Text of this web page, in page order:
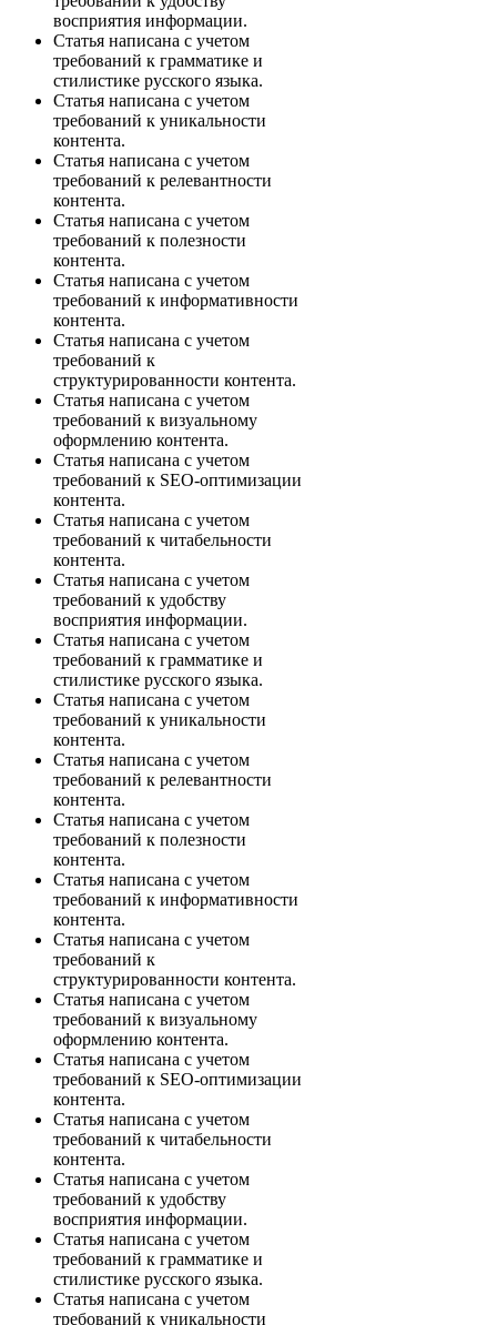
восприятия информации.
Статья написана с учетом
требований к грамматике и
стилистике русского языка.
Статья написана с учетом
требований к уникальности
контента.
Статья написана с учетом
требований к релевантности
контента.
Статья написана с учетом
требований к полезности
контента.
Статья написана с учетом
требований к информативности
контента.
Статья написана с учетом
требований к
структурированности контента.
Статья написана с учетом
требований к визуальному
оформлению контента.
Статья написана с учетом
требований к SEO-оптимизации
контента.
Статья написана с учетом
требований к читабельности
контента.
Статья написана с учетом
требований к удобству
восприятия информации.
Статья написана с учетом
требований к грамматике и
стилистике русского языка.
Статья написана с учетом
требований к уникальности
контента.
Статья написана с учетом
требований к релевантности
контента.
Статья написана с учетом
требований к полезности
контента.
Статья написана с учетом
требований к информативности
контента.
Статья написана с учетом
требований к
структурированности контента.
Статья написана с учетом
требований к визуальному
оформлению контента.
Статья написана с учетом
требований к SEO-оптимизации
контента.
Статья написана с учетом
требований к читабельности
контента.
Статья написана с учетом
требований к удобству
восприятия информации.
Статья написана с учетом
требований к грамматике и
стилистике русского языка.
Статья написана с учетом
требований к уникальности